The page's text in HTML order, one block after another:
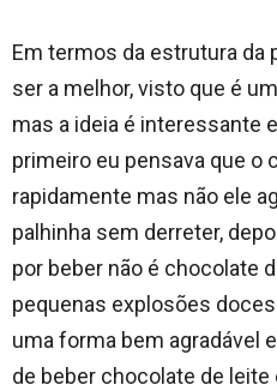
Em termos da estrutura da
ser a melhor, visto que é
mas a ideia é interessante
primeiro eu pensava que o
rapidamente mas não ele
palhinha sem derreter,
por beber não é chocolate
pequenas explosões
uma forma bem agradável
de beber chocolate de